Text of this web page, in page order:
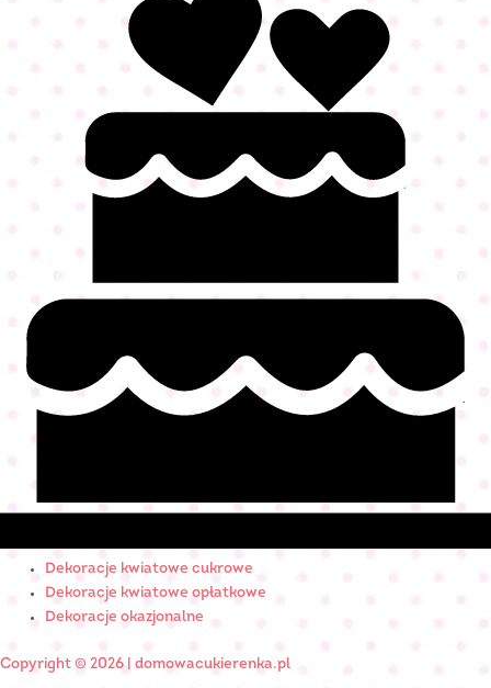
Dekoracje kwiatowe cukrowe
Dekoracje kwiatowe opłatkowe
Dekoracje okazjonalne
Copyright © 2026 | domowacukierenka.pl